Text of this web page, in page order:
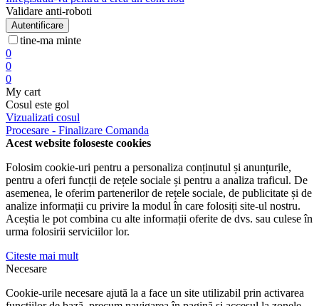
Validare anti-roboti
Autentificare
tine-ma minte
0
0
0
My cart
Cosul este gol
Vizualizati cosul
Procesare - Finalizare Comanda
Acest website foloseste cookies
Folosim cookie-uri pentru a personaliza conținutul și anunțurile,
pentru a oferi funcții de rețele sociale și pentru a analiza traficul. De
asemenea, le oferim partenerilor de rețele sociale, de publicitate și de
analize informații cu privire la modul în care folosiți site-ul nostru.
Aceștia le pot combina cu alte informații oferite de dvs. sau culese în
urma folosirii serviciilor lor.
Citeste mai mult
Necesare
Cookie-urile necesare ajută la a face un site utilizabil prin activarea